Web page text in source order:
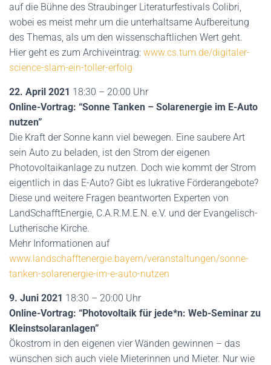
auf die Bühne des Straubinger Literaturfestivals Colibri,
wobei es meist mehr um die unterhaltsame Aufbereitung
des Themas, als um den wissenschaftlichen Wert geht.
Hier geht es zum Archiveintrag: www.cs.tum.de/digitaler-
science-slam-ein-toller-erfolg
22. April 2021 18:30 – 20:00 Uhr
Online-Vortrag: “Sonne Tanken – Solarenergie im E-Auto
nutzen”
Die Kraft der Sonne kann viel bewegen. Eine saubere Art
sein Auto zu beladen, ist den Strom der eigenen
Photovoltaikanlage zu nutzen. Doch wie kommt der Strom
eigentlich in das E-Auto? Gibt es lukrative Förderangebote?
Diese und weitere Fragen beantworten Experten von
LandSchafftEnergie, C.A.R.M.E.N. e.V. und der Evangelisch-
Lutherische Kirche.
Mehr Informationen auf
www.landschafftenergie.bayern/veranstaltungen/sonne-
tanken-solarenergie-im-e-auto-nutzen
9. Juni 2021 18:30 – 20:00 Uhr
Online-Vortrag: “Photovoltaik für jede*n: Web-Seminar zu
Kleinstsolaranlagen”
Ökostrom in den eigenen vier Wänden gewinnen – das
wünschen sich auch viele Mieterinnen und Mieter. Nur wie